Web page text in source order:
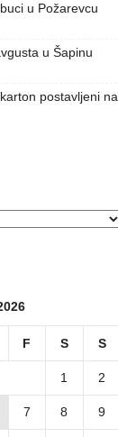
u Požarevcu
u Šapinu
postavljeni na
F S S
1 2
7 8 9